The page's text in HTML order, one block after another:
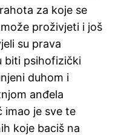
za koje se
proživjeti i još
su prava
biti psihofizički
duhom i
anđela
imao je sve te
koje baciš na